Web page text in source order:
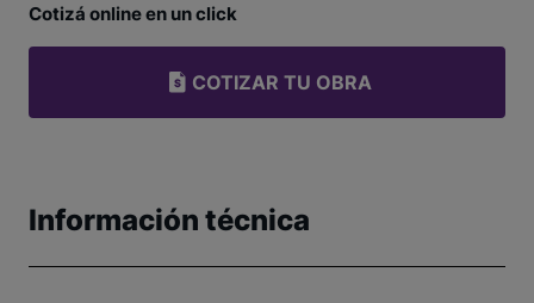
Cotizá online en un click
COTIZAR TU OBRA
Información técnica